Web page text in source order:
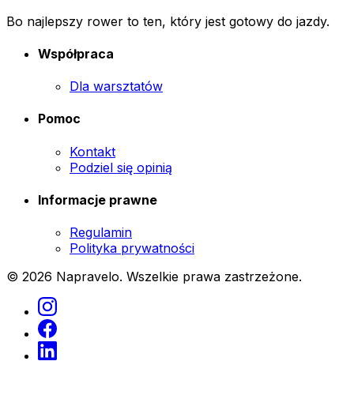
Bo najlepszy rower to ten, który jest gotowy do jazdy.
Współpraca
Dla warsztatów
Pomoc
Kontakt
Podziel się opinią
Informacje prawne
Regulamin
Polityka prywatności
© 2026 Napravelo. Wszelkie prawa zastrzeżone.